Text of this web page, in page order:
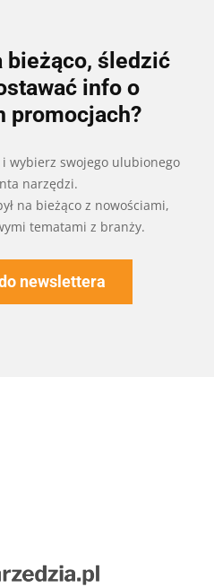
bieżąco, śledzić
info o
promocjach?
wybierz swojego ulubionego
narzędzi.
na bieżąco z nowościami,
tematami z branży.
newslettera